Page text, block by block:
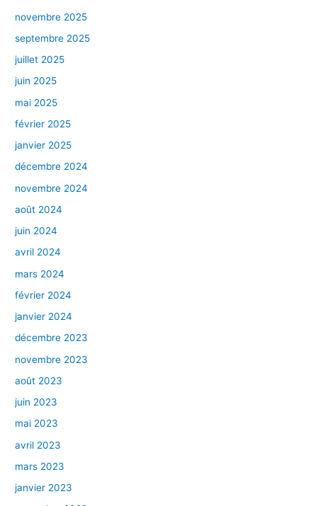
novembre 2025
septembre 2025
juillet 2025
juin 2025
mai 2025
février 2025
janvier 2025
décembre 2024
novembre 2024
août 2024
juin 2024
avril 2024
mars 2024
février 2024
janvier 2024
décembre 2023
novembre 2023
août 2023
juin 2023
mai 2023
avril 2023
mars 2023
janvier 2023